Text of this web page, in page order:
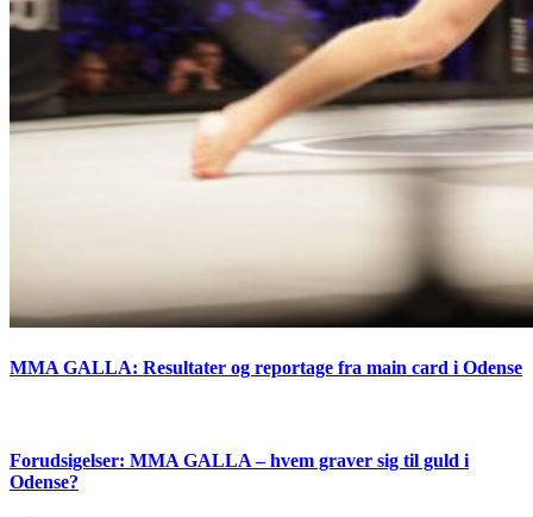
MMA GALLA: Resultater og reportage fra main card i Odense
Forudsigelser: MMA GALLA – hvem graver sig til guld i
Odense?